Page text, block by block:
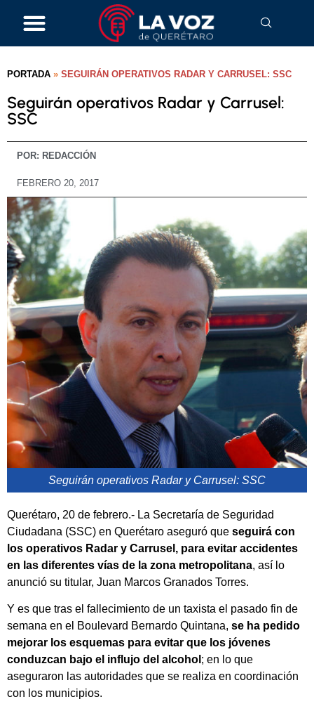
PORTADA » SEGUIRÁN OPERATIVOS RADAR Y CARRUSEL: SSC
Seguirán operativos Radar y Carrusel:
SSC
POR: REDACCIÓN
FEBRERO 20, 2017
Seguirán operativos Radar y Carrusel: SSC
Querétaro, 20 de febrero.- La Secretaría de Seguridad
Ciudadana (SSC) en Querétaro aseguró que seguirá con
los operativos Radar y Carrusel, para evitar accidentes
en las diferentes vías de la zona metropolitana, así lo
anunció su titular, Juan Marcos Granados Torres.
Y es que tras el fallecimiento de un taxista el pasado fin de
semana en el Boulevard Bernardo Quintana, se ha pedido
mejorar los esquemas para evitar que los jóvenes
conduzcan bajo el influjo del alcohol ; en lo que
aseguraron las autoridades que se realiza en coordinación
con los municipios.